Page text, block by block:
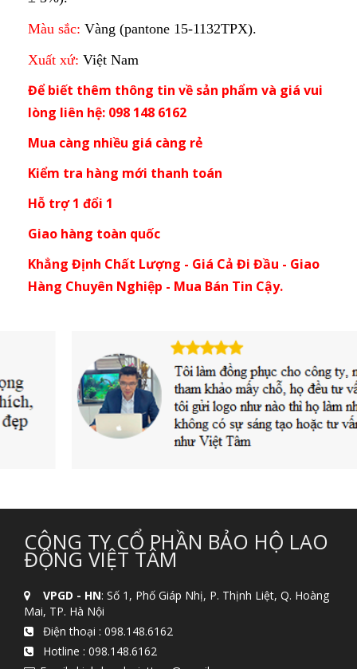
Màu sắc: Vàng (pantone 15-1132TPX).
Xuất xứ: Việt Nam
Để biết thêm thông tin về sản phẩm và giá vui
lòng liên hệ: 098 148 6162
Mua càng nhiều giá càng rẻ
Kiểm tra hàng mới thanh toán
Hỗ trợ 1 đổi 1
Giao hàng toàn quốc
Khẳng Định Chất Lượng - Giá Cả Đi Đầu - Giao
Hàng Chuyên Nghiệp - Mua Bán Tin Cậy.
CÔNG TY CỔ PHẦN BẢO HỘ LAO
ĐỘNG VIỆT TÂM
VPGD - HN: Số 1, Phố Giáp Nhị, P. Thịnh Liệt, Q. Hoàng
Mai, TP. Hà Nội
Điện thoại : 098.148.6162
Hotline : 098.148.6162